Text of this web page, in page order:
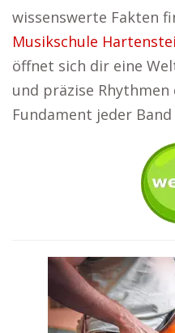
wissenswerte Fakten
Musikschule
öffnet sich dir eine
und präzise Rhythmen
Fundament jeder